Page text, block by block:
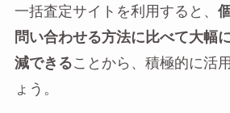
一括査定サイトを利用すると、
問い合わせる方法に比べて大幅
減できることから、積極的に活
ょう。